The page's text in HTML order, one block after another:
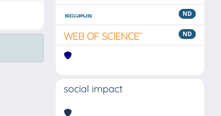
ND
ND
social impact